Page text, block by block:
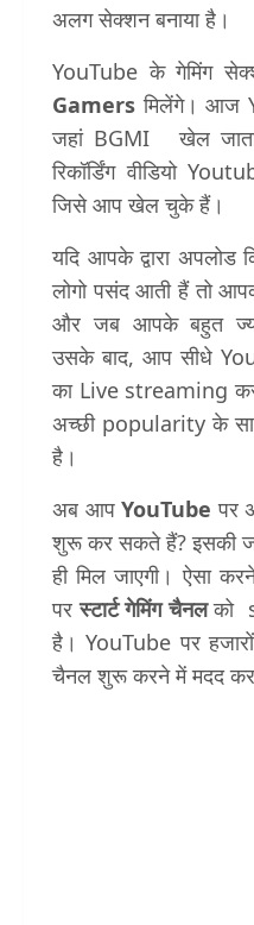
अलग सेक्शन बनाया है।
YouTube के गेमिंग
Gamersमिलेंगे। आज
जहां BGMI खेल
रिकॉर्डिंग वीडियो
जिसे आप खेल चुके हैं।
यदि आपके द्वारा अपलोड
लोगो पसंद आती हैं तो
और जब आपके बहुत
उसके बाद, आप सीधे
का Live streaming
अच्छी popularity के
है।
अब आपYouTubeपर
शुरू कर सकते हैं? इसकी
ही मिल जाएगी। ऐसा
परस्टार्ट गेमिंग चैनलको
है। YouTube पर
चैनल शुरू करने में मदद